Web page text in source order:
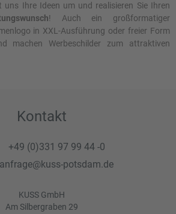
möglich. Setzen Sie mit uns Ihre Ideen um und realisieren Sie Ihren
! Auch ein großformatiger
XXL-Ausführung oder freier Form
Werbeschilder zum attraktiven
Kontakt
KUSS GmbH
Am Silbergraben 29
+49 (0)331 97 99 44 -0
anfrage@kuss-potsdam.de